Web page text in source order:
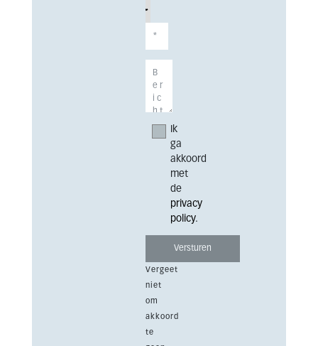
Ik
ga
akkoord
met
de
privacy
policy.
Vergeet
niet
om
akkoord
te